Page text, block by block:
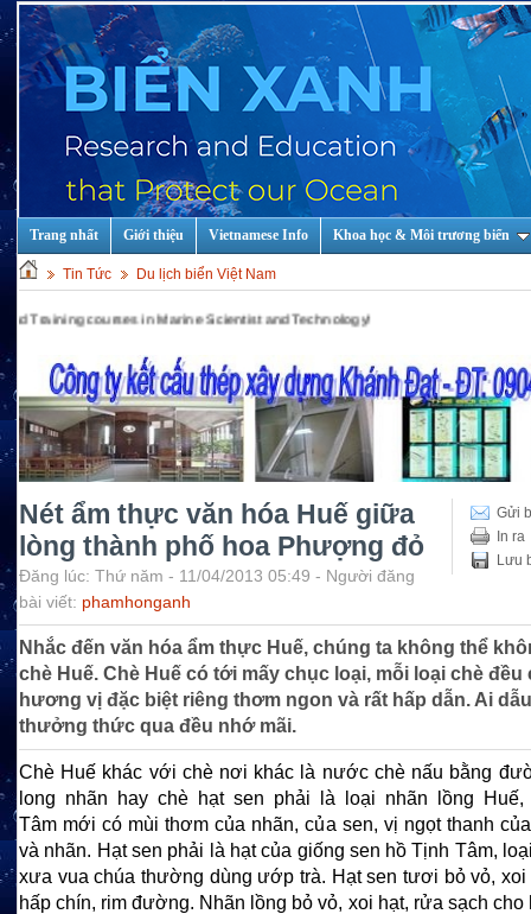
Trang nhất Giới thiệu Vietnamese Info Khoa học & Môi trương biển
Tin Tức Du lịch biển Việt Nam
in Marine Scientist and Technology!
Gửi
In ra
Lưu
Nét ẩm thực văn hóa Huế giữa
lòng thành phố hoa Phượng đỏ
Đăng lúc: Thứ năm - 11/04/2013 05:49 - Người đăng
bài viết: phamhonganh
Nhắc đến văn hóa ẩm thực Huế, chúng ta không thể
chè Huế. Chè Huế có tới mấy chục loại, mỗi loại chè đều
hương vị đặc biệt riêng thơm ngon và rất hấp dẫn. Ai
thưởng thức qua đều nhớ mãi.
Chè Huế khác với chè nơi khác là nước chè nấu bằng
long nhãn hay chè hạt sen phải là loại nhãn lồng
Tâm mới có mùi thơm của nhãn, của sen, vị ngọt thanh
và nhãn. Hạt sen phải là hạt của giống sen hồ Tịnh Tâm,
xưa vua chúa thường dùng ướp trà. Hạt sen tươi bỏ vỏ, xoi
hấp chín, rim đường. Nhãn lồng bỏ vỏ, xoi hạt, rửa sạch cho